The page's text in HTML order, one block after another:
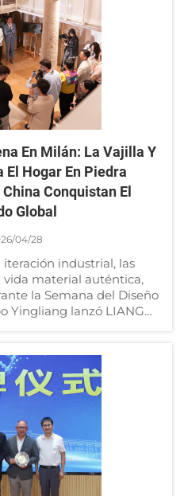
En Milán: La Vajilla Y
Hogar En Piedra
Conquistan El
Global
04/28
industrial, las
vida material auténtica,
la Semana del Diseño
Yingliang lanzó LIANG
lema...